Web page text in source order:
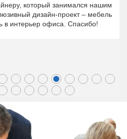
который занимался нашим
дизайн-проект – мебель
в интерьер офиса. Спасибо!